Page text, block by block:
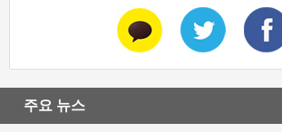
주요 뉴스